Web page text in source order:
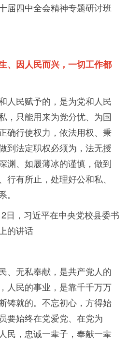
届四中全会精神专题研讨班
、因人民而兴，一切工作都
人民赋予的，是为党和人民
，只能用来为党分忧、为国
确行使权力，依法用权、秉
到法定职权必须为，法无授
渊、如履薄冰的谨慎，做到
行有所止，处理好公和私、
日，习近平在中央党校县委书
的讲话
、无私奉献，是共产党人的
人民的事业，是靠千千万万
铸就的。不忘初心，方得始
要始终在党爱党、在党为
民，忠诚一辈子，奉献一辈